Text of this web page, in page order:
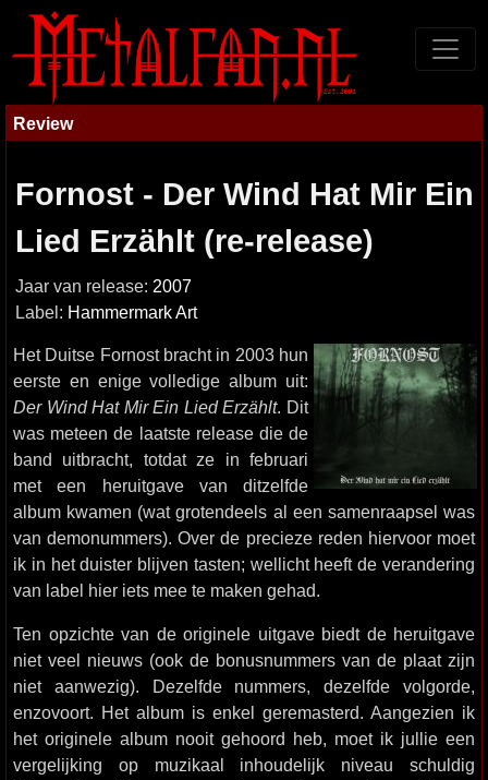
Review
Fornost - Der Wind Hat Mir Ein
Lied Erzählt (re-release)
Jaar van release: 2007
Label: Hammermark Art
Het Duitse Fornost bracht in 2003 hun
eerste en enige volledige album uit:
Der Wind Hat Mir Ein Lied Erzählt. Dit
was meteen de laatste release die de
band uitbracht, totdat ze in februari
met een heruitgave van ditzelfde
album kwamen (wat grotendeels al een samenraapsel was
van demonummers). Over de precieze reden hiervoor moet
ik in het duister blijven tasten; wellicht heeft de verandering
van label hier iets mee te maken gehad.
Ten opzichte van de originele uitgave biedt de heruitgave
niet veel nieuws (ook de bonusnummers van de plaat zijn
niet aanwezig). Dezelfde nummers, dezelfde volgorde,
enzovoort. Het album is enkel geremasterd. Aangezien ik
het originele album nooit gehoord heb, moet ik jullie een
vergelijking op muzikaal inhoudelijk niveau schuldig